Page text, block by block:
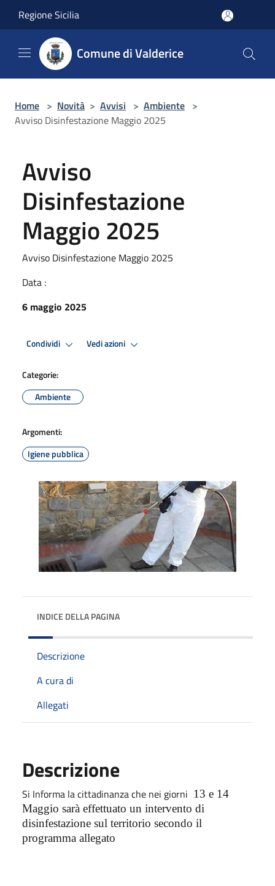
Regione Sicilia
Comune di Valderice
Home > Novità > Avvisi > Ambiente >
Avviso Disinfestazione Maggio 2025
Avviso
Disinfestazione
Maggio 2025
Avviso Disinfestazione Maggio 2025
Data :
6 maggio 2025
Condividi Vedi azioni
Categorie:
Ambiente
Argomenti:
Igiene pubblica
INDICE DELLA PAGINA
Descrizione
A cura di
Allegati
Descrizione
Si Informa la cittadinanza che nei giorni 13 e 14
Maggio sarà effettuato un intervento di
disinfestazione sul territorio secondo il
programma allegato